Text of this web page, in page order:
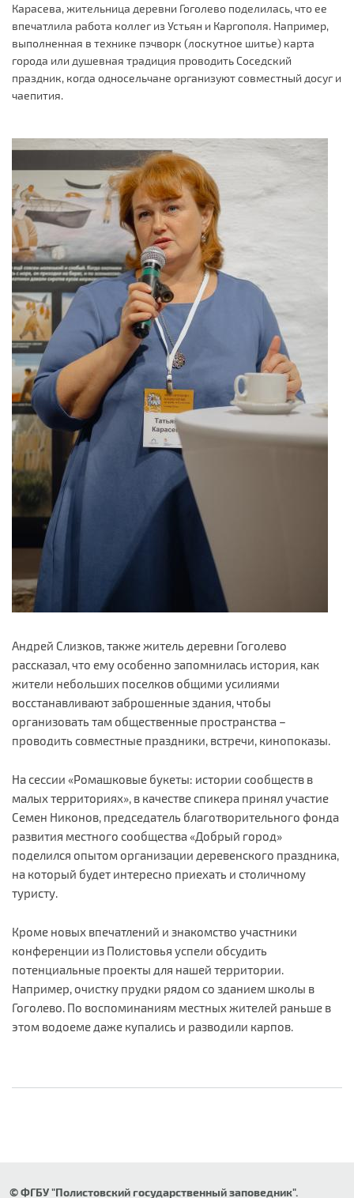
Карасева, жительница деревни Гоголево поделилась, что ее
впечатлила работа коллег из Устьян и Каргополя. Например,
выполненная в технике пэчворк (лоскутное шитье) карта
города или душевная традиция проводить Соседский
праздник, когда односельчане организуют совместный досуг и
чаепития.
Андрей Слизков, также житель деревни Гоголево
рассказал, что ему особенно запомнилась история, как
жители небольших поселков общими усилиями
восстанавливают заброшенные здания, чтобы
организовать там общественные пространства –
проводить совместные праздники, встречи, кинопоказы.
На сессии «Ромашковые букеты: истории сообществ в
малых территориях», в качестве спикера принял участие
Семен Никонов, председатель благотворительного фонда
развития местного сообщества «Добрый город»
поделился опытом организации деревенского праздника,
на который будет интересно приехать и столичному
туристу.
Кроме новых впечатлений и знакомство участники
конференции из Полистовья успели обсудить
потенциальные проекты для нашей территории.
Например, очистку прудки рядом со зданием школы в
Гоголево. По воспоминаниям местных жителей раньше в
этом водоеме даже купались и разводили карпов.
© ФГБУ "Полистовский государственный заповедник".